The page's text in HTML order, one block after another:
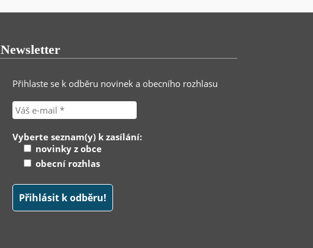
Newsletter
Přihlaste se k odběru novinek a obecního rozhlasu
Vyberte seznam(y) k zasílání:
novinky z obce
obecní rozhlas